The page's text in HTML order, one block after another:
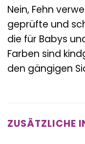
Nein, Fehn
geprüfte und
die für Babys
Farben sind
den gängigen
ZUSÄTZLICHE